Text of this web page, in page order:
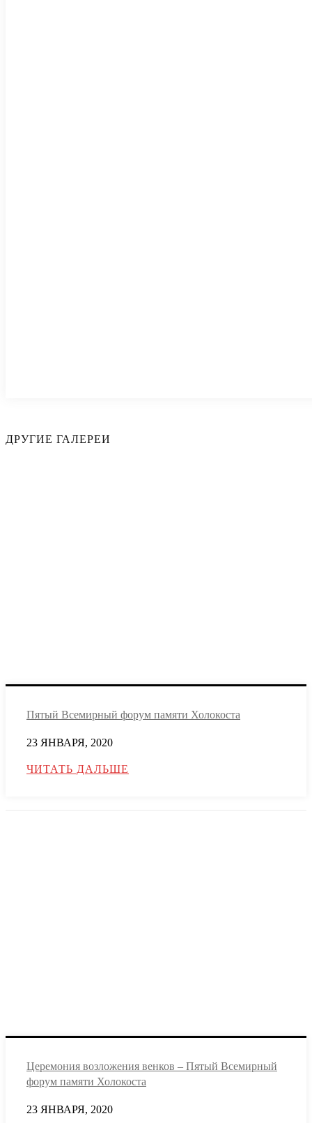
ДРУГИЕ ГАЛЕРЕИ
Пятый Всемирный форум памяти Холокоста
23 ЯНВАРЯ, 2020
ЧИТАТЬ ДАЛЬШЕ
Церемония возложения венков – Пятый Всемирный
форум памяти Холокоста
23 ЯНВАРЯ, 2020